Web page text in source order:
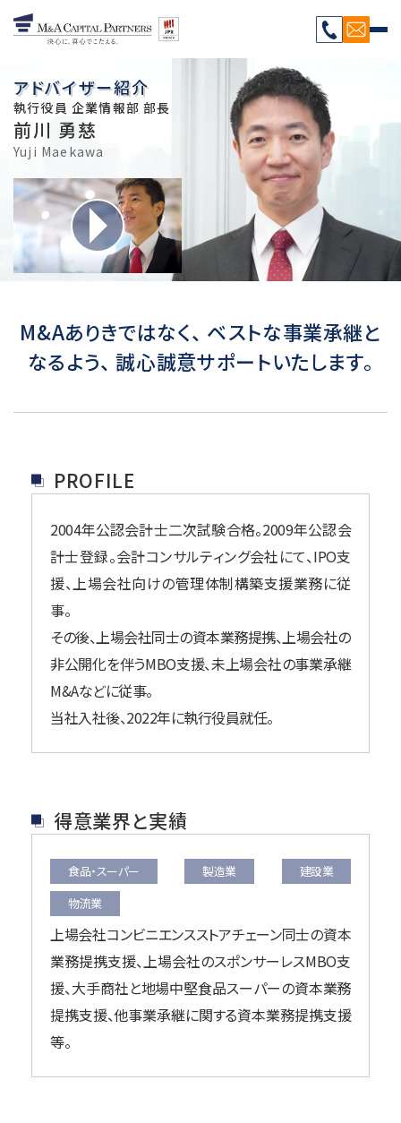
アドバイザー紹介
執行役員 企業情報部 部長
前川 勇慈
Yuji Maekawa
M&Aありきではなく、 ベストな事業承継と
なるよう、 誠心誠意サポートいたします。
PROFILE
2004年公認会計士二次試験合格。2009年公認会
計士登録。会計コンサルティング会社にて、IPO支
援、上場会社向けの管理体制構築支援業務に従
事。
その後、上場会社同士の資本業務提携、上場会社の
非公開化を伴うMBO支援、未上場会社の事業承継
M&Aなどに従事。
当社入社後、2022年に執行役員就任。
得意業界と実績
食品・スーパー 製造業
建設業
物流業
上場会社コンビニエンスストアチェーン同士の資本
業務提携支援、上場会社のスポンサーレスMBO支
援、大手商社と地場中堅食品スーパーの資本業務
提携支援、他事業承継に関する資本業務提携支援
等。